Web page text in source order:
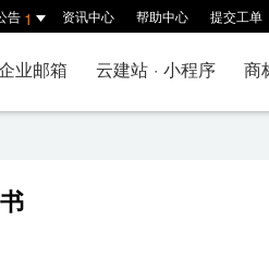
告 1 资讯中心 帮助中心 提交工单
业邮箱 云建站 · 小程序 商